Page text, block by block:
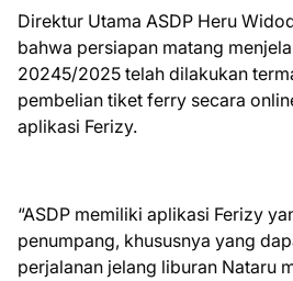
Direktur Utama ASDP Heru
bahwa persiapan matang
20245/2025 telah dilakukan
pembelian tiket ferry secara
aplikasi Ferizy.
“ASDP memiliki aplikasi Ferizy
penumpang, khususnya yang
perjalanan jelang liburan Nataru